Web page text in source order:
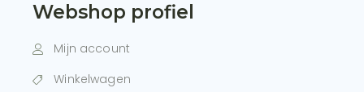
Webshop profiel
Mijn account
Winkelwagen